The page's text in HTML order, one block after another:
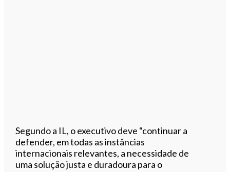
Segundo a IL, o executivo deve “continuar a
defender, em todas as instâncias
internacionais relevantes, a necessidade de
uma solução justa e duradoura para o